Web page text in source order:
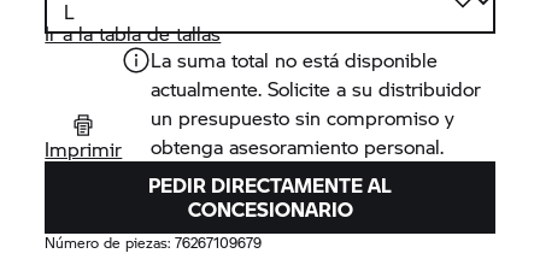
Ir a la tabla de tallas
Imprimir
La suma total no está disponible
actualmente. Solicite a su distribuidor
un presupuesto sin compromiso y
obtenga asesoramiento personal.
PEDIR DIRECTAMENTE AL
CONCESIONARIO
Número de piezas:76267109679